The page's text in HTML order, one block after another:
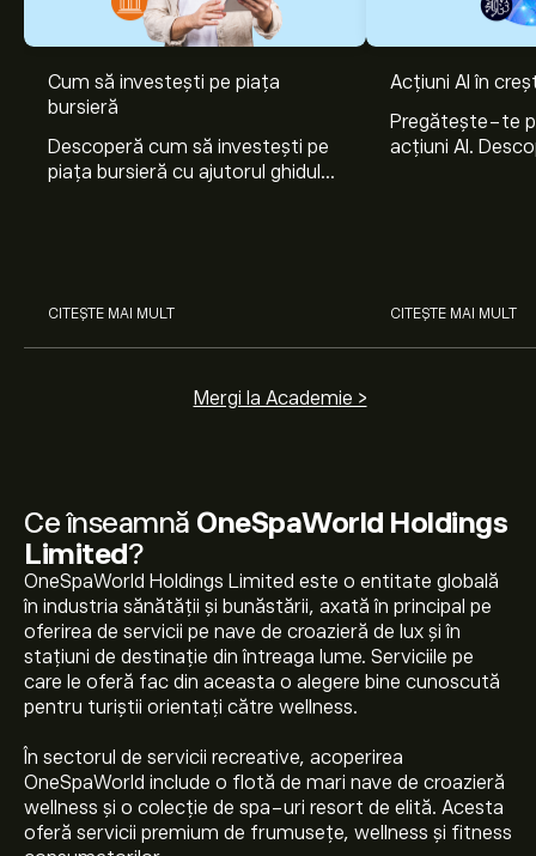
Ce înseamnă OneSpaWorld Holdings
Limited?
OneSpaWorld Holdings Limited este o entitate globală
în industria sănătății și bunăstării, axată în principal pe
oferirea de servicii pe nave de croazieră de lux și în
stațiuni de destinație din întreaga lume. Serviciile pe
care le oferă fac din aceasta o alegere bine cunoscută
pentru turiștii orientați către wellness.
În sectorul de servicii recreative, acoperirea
OneSpaWorld include o flotă de mari nave de croazieră
wellness și o colecție de spa-uri resort de elită. Acesta
oferă servicii premium de frumusețe, wellness și fitness
Cum să investești pe piața
bursieră
Descoperă cum să investești pe
piața bursieră cu ajutorul ghidului
CITEȘTE MAI MULT
Acțiuni AI în
Pregătește-te
acțiuni AI.
CITEȘTE MAI MULT
Mergi la Academie >